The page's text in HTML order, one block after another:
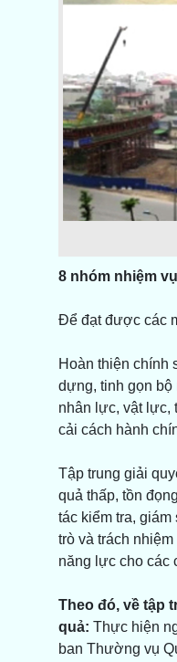
8 nhóm nhiệm
Để đạt được các
Hoàn thiện chính
dựng, tinh gọn bộ
nhân lực, vật lực,
cải cách hành
Tập trung giải
quả thấp, tồn
tác kiểm tra,
trò và trách
năng lực cho các
Theo đó, về tập
quả: Thực hiện
ban Thường vụ